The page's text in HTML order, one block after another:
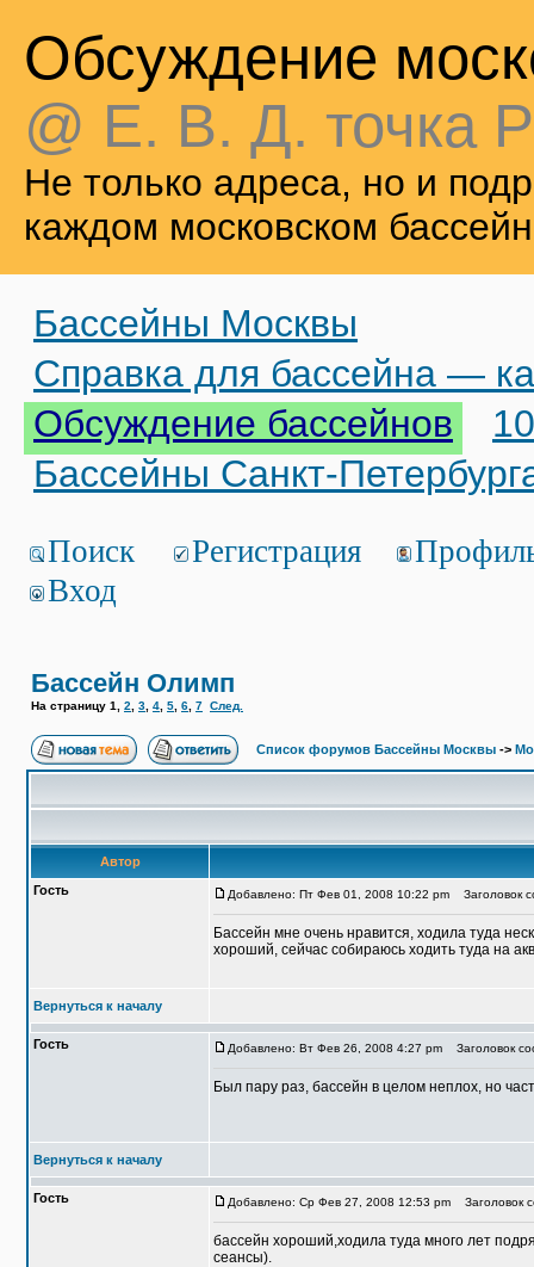
Обсуждение
@ Е. В. Д. точка
Не только адреса, но и
каждом московском
Бассейны Москвы
Справка для бассейна —
Обсуждение бассейнов
Бассейны Санкт-
Поиск Регистрация
Вход
Бассейн Олимп
На страницу 1 2 3 4 5 6 7 След.
Список форумов Бассейны Москвы ->
Автор
Гость
Добавлено: Пт Фев 01, 2008 10:22 pm Заголовок
Бассейн мне очень нравится, ходила туда
хороший, сейчас собираюсь ходить туда на
Вернуться к началу
Гость Добавлено: Вт Фев 26, 2008 4:27 pm Заголовок
Был пару раз, бассейн в целом неплох, но
Вернуться к началу
Гость Добавлено: Ср Фев 27, 2008 12:53 pm Заголовок
бассейн хороший,ходила туда много лет
сеансы).